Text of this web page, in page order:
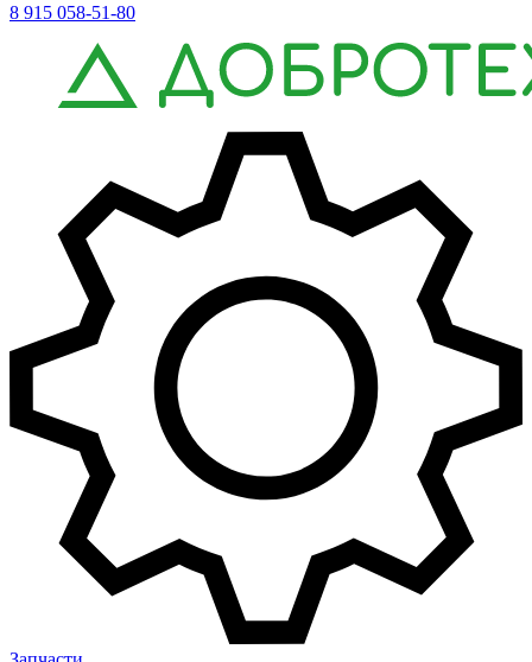
8 915 058-51-80